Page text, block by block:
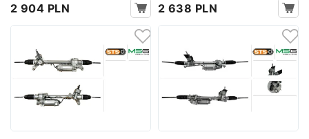
2 904 PLN 2 638 PLN